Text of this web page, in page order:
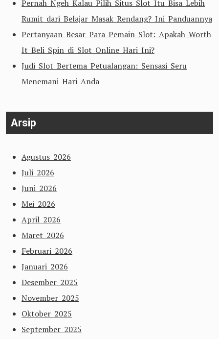
Pernah Ngeh Kalau Pilih Situs Slot Itu Bisa Lebih
Rumit dari Belajar Masak Rendang? Ini Panduannya
Pertanyaan Besar Para Pemain Slot: Apakah Worth
It Beli Spin di Slot Online Hari Ini?
Judi Slot Bertema Petualangan: Sensasi Seru
Menemani Hari Anda
Arsip
Agustus 2026
Juli 2026
Juni 2026
Mei 2026
April 2026
Maret 2026
Februari 2026
Januari 2026
Desember 2025
November 2025
Oktober 2025
September 2025